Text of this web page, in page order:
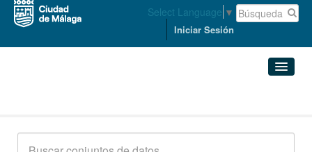
Select Language ▼
Iniciar Sesión